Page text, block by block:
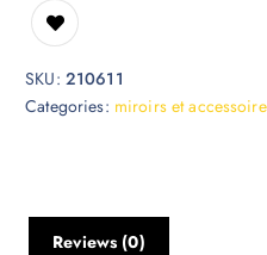
SKU: 210611
Categories: miroirs et
Reviews (0)